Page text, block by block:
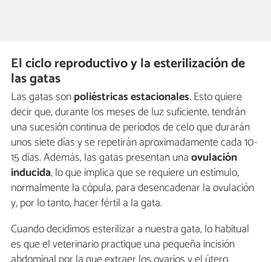
El ciclo reproductivo y la esterilización de
las gatas
Las gatas sonpoliéstricas estacionales. Esto quiere
decir que, durante los meses de luz suficiente, tendrán
una sucesión continua de períodos de celo que durarán
unos siete días y se repetirán aproximadamente cada 10-
15 días. Además, las gatas presentan unaovulación
inducida, lo que implica que se requiere un estímulo,
normalmente la cópula, para desencadenar la ovulación
y, por lo tanto, hacer fértil a la gata.
Cuando decidimos esterilizar a nuestra gata, lo habitual
es que el veterinario practique una pequeña incisión